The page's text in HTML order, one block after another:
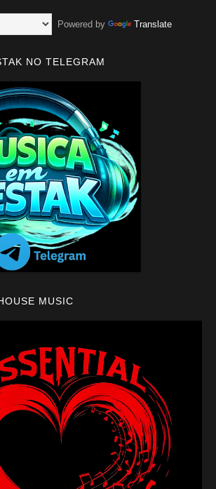
Powered by Translate
NO TELEGRAM
MUSIC